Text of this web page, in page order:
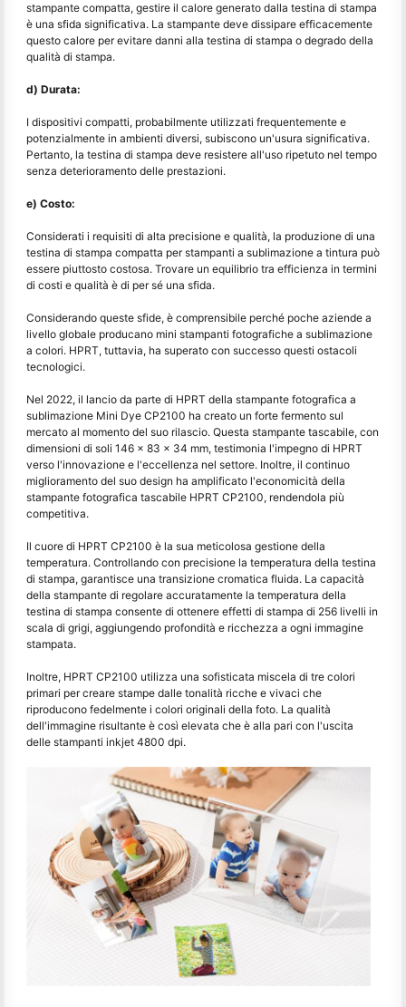
stampante compatta, gestire il calore generato dalla testina di stampa
è una sfida significativa. La stampante deve dissipare efficacemente
questo calore per evitare danni alla testina di stampa o degrado della
qualità di stampa.
d) Durata:
I dispositivi compatti, probabilmente utilizzati frequentemente e
potenzialmente in ambienti diversi, subiscono un'usura significativa.
Pertanto, la testina di stampa deve resistere all'uso ripetuto nel tempo
senza deterioramento delle prestazioni.
e) Costo:
Considerati i requisiti di alta precisione e qualità, la produzione di una
testina di stampa compatta per stampanti a sublimazione a tintura può
essere piuttosto costosa. Trovare un equilibrio tra efficienza in termini
di costi e qualità è di per sé una sfida.
Considerando queste sfide, è comprensibile perché poche aziende a
livello globale producano mini stampanti fotografiche a sublimazione
a colori. HPRT, tuttavia, ha superato con successo questi ostacoli
tecnologici.
Nel 2022, il lancio da parte di HPRT della stampante fotografica a
sublimazione Mini Dye CP2100 ha creato un forte fermento sul
mercato al momento del suo rilascio. Questa stampante tascabile, con
dimensioni di soli 146 x 83 x 34 mm, testimonia l'impegno di HPRT
verso l'innovazione e l'eccellenza nel settore. Inoltre, il continuo
miglioramento del suo design ha amplificato l'economicità della
stampante fotografica tascabile HPRT CP2100, rendendola più
competitiva.
Il cuore di HPRT CP2100 è la sua meticolosa gestione della
temperatura. Controllando con precisione la temperatura della testina
di stampa, garantisce una transizione cromatica fluida. La capacità
della stampante di regolare accuratamente la temperatura della
testina di stampa consente di ottenere effetti di stampa di 256 livelli in
scala di grigi, aggiungendo profondità e ricchezza a ogni immagine
stampata.
Inoltre, HPRT CP2100 utilizza una sofisticata miscela di tre colori
primari per creare stampe dalle tonalità ricche e vivaci che
riproducono fedelmente i colori originali della foto. La qualità
dell'immagine risultante è così elevata che è alla pari con l'uscita
delle stampanti inkjet 4800 dpi.